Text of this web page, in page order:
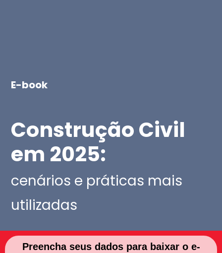
E-book
Construção Civil
em 2025:
cenários e práticas mais
utilizadas
Preencha seus dados para baixar o e-